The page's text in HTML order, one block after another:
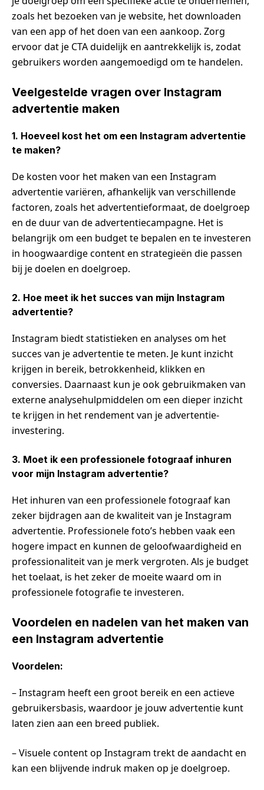
zoals het bezoeken van je website, het downloaden
van een app of het doen van een aankoop. Zorg
ervoor dat je CTA duidelijk en aantrekkelijk is, zodat
gebruikers worden aangemoedigd om te handelen.
Veelgestelde vragen over Instagram
advertentie maken
1. Hoeveel kost het om een Instagram advertentie
te maken?
De kosten voor het maken van een Instagram
advertentie variëren, afhankelijk van verschillende
factoren, zoals het advertentieformaat, de doelgroep
en de duur van de advertentiecampagne. Het is
belangrijk om een budget te bepalen en te investeren
in hoogwaardige content en strategieën die passen
bij je doelen en doelgroep.
2. Hoe meet ik het succes van mijn Instagram
advertentie?
Instagram biedt statistieken en analyses om het
succes van je advertentie te meten. Je kunt inzicht
krijgen in bereik, betrokkenheid, klikken en
conversies. Daarnaast kun je ook gebruikmaken van
externe analysehulpmiddelen om een dieper inzicht
te krijgen in het rendement van je advertentie-
investering.
3. Moet ik een professionele fotograaf inhuren
voor mijn Instagram advertentie?
Het inhuren van een professionele fotograaf kan
zeker bijdragen aan de kwaliteit van je Instagram
advertentie. Professionele foto’s hebben vaak een
hogere impact en kunnen de geloofwaardigheid en
professionaliteit van je merk vergroten. Als je budget
het toelaat, is het zeker de moeite waard om in
professionele fotografie te investeren.
Voordelen en nadelen van het maken van
een Instagram advertentie
Voordelen:
– Instagram heeft een groot bereik en een actieve
gebruikersbasis, waardoor je jouw advertentie kunt
laten zien aan een breed publiek.
– Visuele content op Instagram trekt de aandacht en
kan een blijvende indruk maken op je doelgroep.